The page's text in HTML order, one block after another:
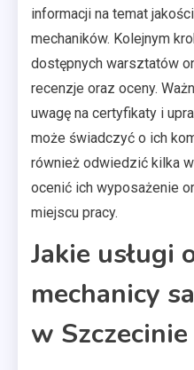
informacji na temat
mechaników. Kolejnym
dostępnych warsztatów
recenzje oraz oceny.
uwagę na certyfikaty i
może świadczyć o ich
również odwiedzić kilka
ocenić ich wyposażenie
miejscu pracy.
Jakie usługi
mechanicy
w Szczecinie